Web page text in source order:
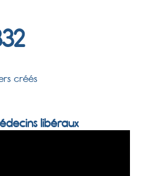
créés
libéraux